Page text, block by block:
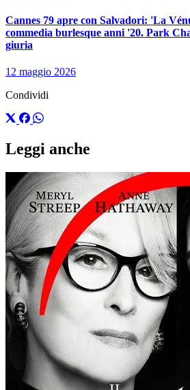
Cannes 79 apre con Salvadori: 'La
commedia burlesque anni '20. Park
giuria
12 maggio 2026
Condividi
Leggi anche